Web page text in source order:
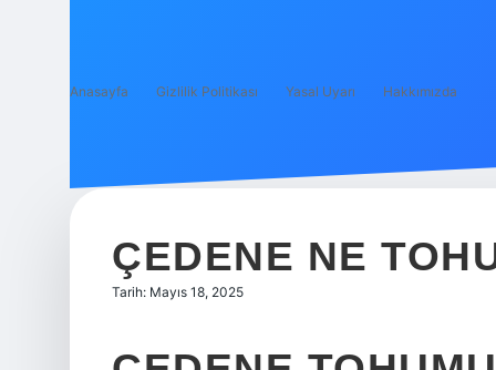
Anasayfa Gizlilik Politikası Yasal Uyarı Hakkımızda
ÇEDENE NE
Tarih: Mayıs 18, 2025